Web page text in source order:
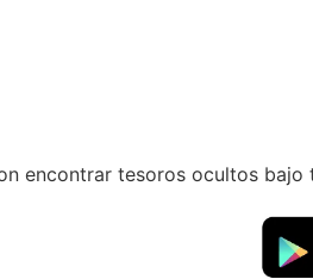
encontrar tesoros ocultos